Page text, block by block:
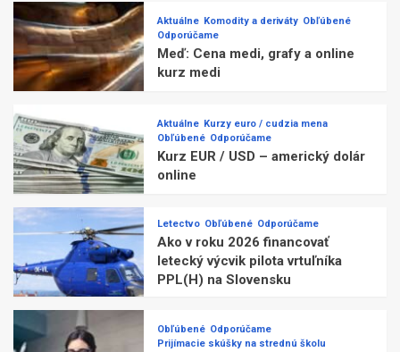
Aktuálne Komodity a deriváty Obľúbené
Odporúčame
Meď: Cena medi, grafy a online
kurz medi
Aktuálne Kurzy euro / cudzia mena
Obľúbené Odporúčame
Kurz EUR / USD – americký dolár
online
Letectvo Obľúbené Odporúčame
Ako v roku 2026 financovať
letecký výcvik pilota vrtuľníka
PPL(H) na Slovensku
Obľúbené Odporúčame
Prijímacie skúšky na strednú školu